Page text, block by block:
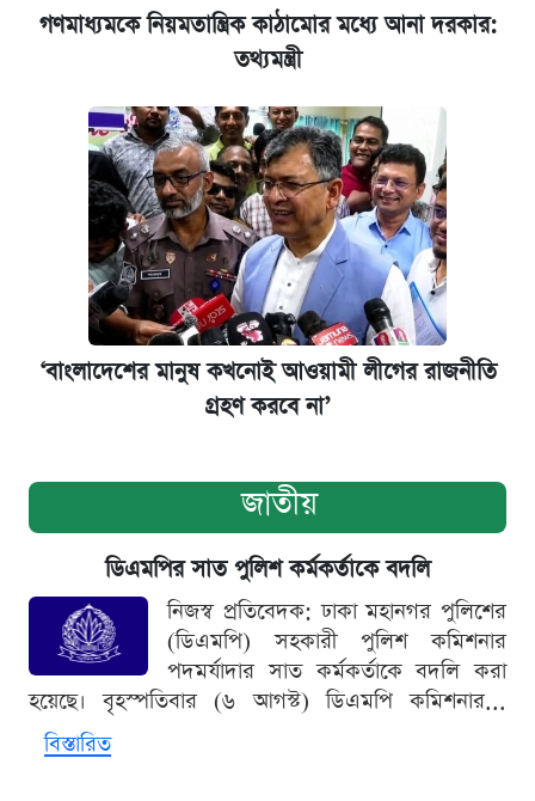
গণমাধ্যমকে নিয়মতান্ত্রিক কাঠামোর মধ্যে আনা দরকার:
তথ্যমন্ত্রী
‘বাংলাদেশের মানুষ কখনোই আওয়ামী লীগের রাজনীতি
গ্রহণ করবে না’
জাতীয়
ডিএমপির সাত পুলিশ কর্মকর্তাকে বদলি
নিজস্ব প্রতিবেদক: ঢাকা মহানগর পুলিশের
(ডিএমপি) সহকারী পুলিশ কমিশনার
পদমর্যাদার সাত কর্মকর্তাকে বদলি করা
হয়েছে। বৃহস্পতিবার (৬ আগস্ট) ডিএমপি কমিশনার...
বিস্তারিত